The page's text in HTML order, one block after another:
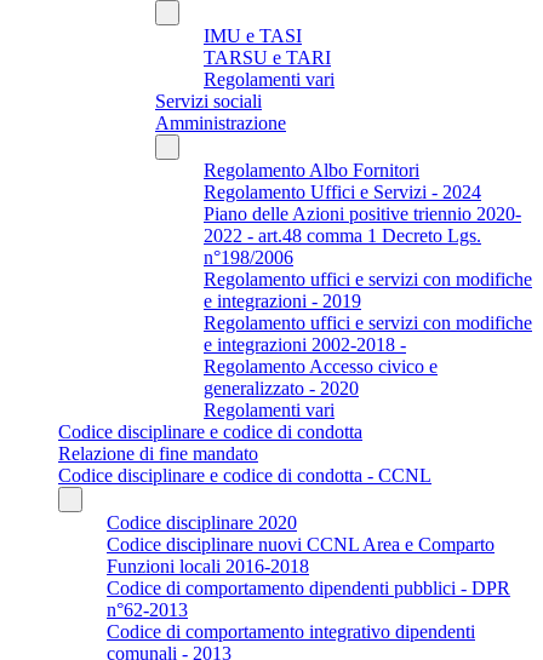
IMU e TASI
TARSU e TARI
Regolamenti vari
Servizi sociali
Amministrazione
Regolamento Albo Fornitori
Regolamento Uffici e Servizi - 2024
Piano delle Azioni positive triennio 2020-
2022 - art.48 comma 1 Decreto Lgs.
n°198/2006
Regolamento uffici e servizi con modifiche
e integrazioni - 2019
Regolamento uffici e servizi con modifiche
e integrazioni 2002-2018 -
Regolamento Accesso civico e
generalizzato - 2020
Regolamenti vari
Codice disciplinare e codice di condotta
Relazione di fine mandato
Codice disciplinare e codice di condotta - CCNL
Codice disciplinare 2020
Codice disciplinare nuovi CCNL Area e Comparto
Funzioni locali 2016-2018
Codice di comportamento dipendenti pubblici - DPR
n°62-2013
Codice di comportamento integrativo dipendenti
comunali - 2013